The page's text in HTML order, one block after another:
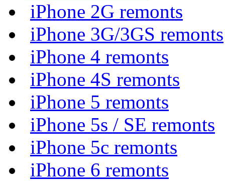
iPhone 2G remonts
iPhone 3G/3GS remonts
iPhone 4 remonts
iPhone 4S remonts
iPhone 5 remonts
iPhone 5s / SE remonts
iPhone 5c remonts
iPhone 6 remonts